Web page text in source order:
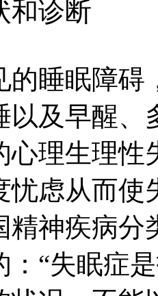
和诊断
的睡眠障
以及早醒、
心理生理
忧虑从而
精神疾病分
：“失眠症